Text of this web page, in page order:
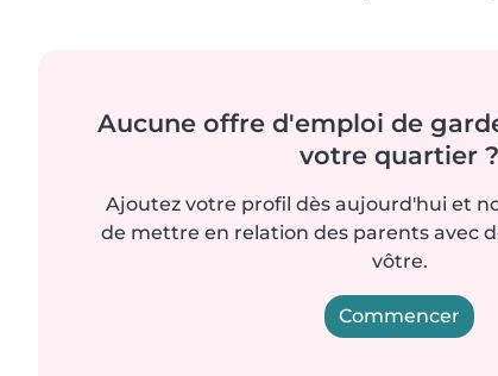
Aucune offre d'emploi de
votre quartier ?
Ajoutez votre profil dès aujourd'hui et
de mettre en relation des parents avec
vôtre.
Commencer